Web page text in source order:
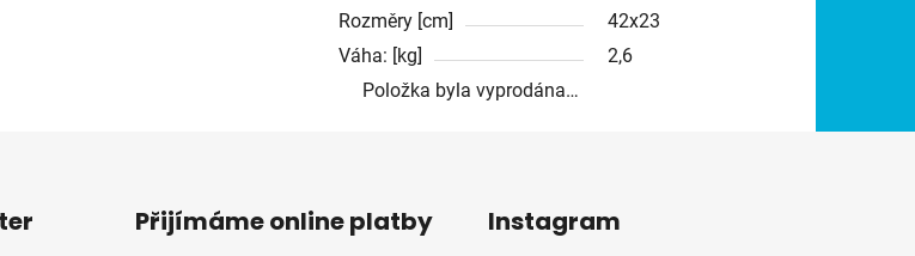
Rozměry [cm]
42x23
Váha: [kg]
2,6
Položka byla vyprodána…
Přijímáme online platby Instagram